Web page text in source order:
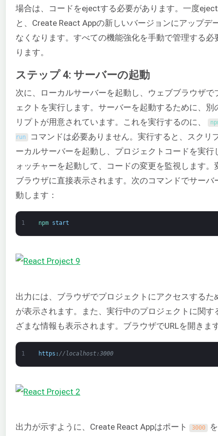
場合は、コードをejectする必要があります。一度
と、Create React Appの新しいバージョンにアップデ
なくなります。すべての機能強化を手動で管理する必
ります。
ステップ 4: サーバーの起動
次に、ローカルサーバーを起動し、ウェブブラウザで
ェクトを実行します。サーバーを起動するために、別
リプトが用意されています。これを実行するのに、
run コマンドは必要ありません。実行すると、スクリ
ーカルサーバーを起動し、プロジェクトコードを実行
ォッチャーを起動して、コードの変更を監視します。
ブラウザに直接表示されます。次のコマンドでサーバ
動します：
1 npm start
出力には、ブラウザでプロジェクトにアクセスするた
が表示されます。また、実行中のプロジェクトに関す
ざまな情報も表示されます。ブラウザでURLを開きま
1 https : //localhost:3000
出力が示すように、Create React Appはポート 3000